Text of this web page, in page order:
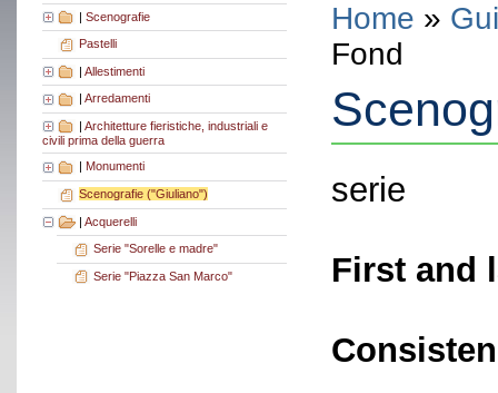
| Scenografie
Pastelli
| Allestimenti
Arredamenti
| Architetture fieristiche, industriali e
civili prima della guerra
Monumenti
Scenografie ("Giuliano")
| Acquerelli
Serie "Sorelle e madre"
Serie "Piazza San Marco"
Home »
Fond
serie
First and